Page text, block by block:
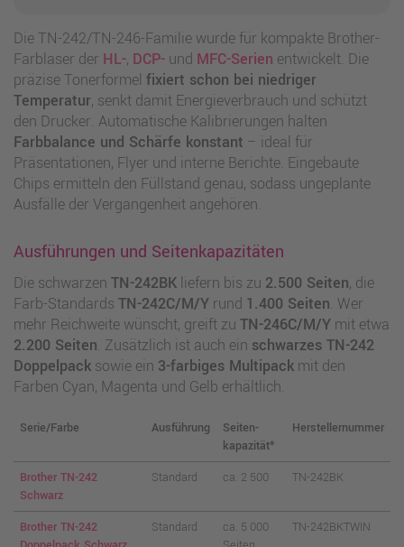
Die TN-242/TN-246-Familie wurde für kompakte Brother-
Farblaser der HL-, DCP-und MFC-Serien entwickelt. Die
präzise Tonerformel fixiert schon bei niedriger
Temperatur, senkt damit Energieverbrauch und schützt
den Drucker. Automatische Kalibrierungen halten
Farbbalance und Schärfe konstant – ideal für
Präsentationen, Flyer und interne Berichte. Eingebaute
Chips ermitteln den Füllstand genau, sodass ungeplante
Ausfälle der Vergangenheit angehören.
Ausführungen und Seitenkapazitäten
Die schwarzen TN-242BKliefern bis zu 2.500 Seiten, die
Farb-Standards TN-242C/M/Yrund 1.400 Seiten. Wer
mehr Reichweite wünscht, greift zu TN-246C/M/Ymit etwa
2.200 Seiten. Zusätzlich ist auch ein schwarzes TN-242
Doppelpacksowie ein 3-farbiges Multipackmit den
Farben Cyan, Magenta und Gelb erhältlich.
Serie/Farbe Ausführung
Seiten­
kapazität*
Herstellernummer
Brother TN-242
Schwarz
Standard ca. 2 500 TN-242BK
Brother TN-242
Standard
ca. 5 000
TN-242BKTWIN